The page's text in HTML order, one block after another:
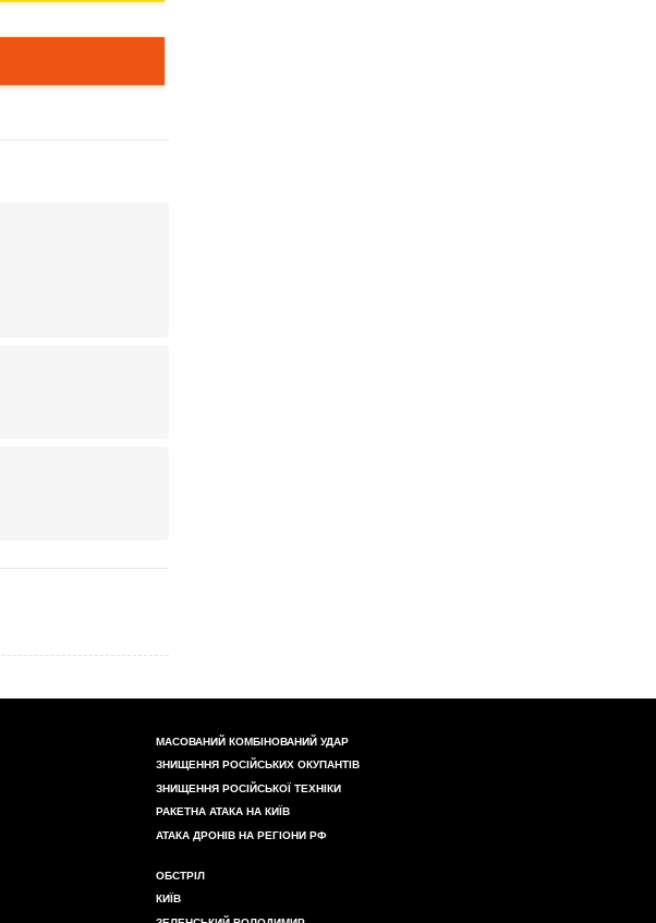
МАСОВАНИЙ КОМБІНОВАНИЙ УДАР
ЗНИЩЕННЯ РОСІЙСЬКИХ ОКУПАНТІВ
ЗНИЩЕННЯ РОСІЙСЬКОЇ ТЕХНІКИ
РАКЕТНА АТАКА НА КИЇВ
АТАКА ДРОНІВ НА РЕГІОНИ РФ
ОБСТРІЛ
КИЇВ